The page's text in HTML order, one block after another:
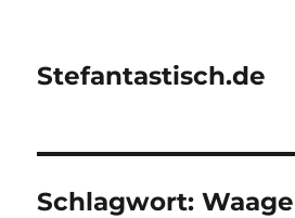
Stefantastisch.de
Schlagwort:Waage